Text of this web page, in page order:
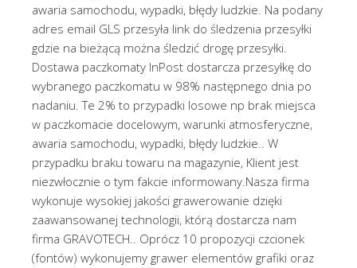
awaria samochodu, wypadki, błędy ludzkie. Na podany
adres email GLS przesyła link do śledzenia przesyłki
gdzie na bieżącą można śledzić drogę przesyłki.
Dostawa paczkomaty InPost dostarcza przesyłkę do
wybranego paczkomatu w 98% następnego dnia po
nadaniu. Te 2% to przypadki losowe np brak miejsca
w paczkomacie docelowym, warunki atmosferyczne,
awaria samochodu, wypadki, błędy ludzkie.. W
przypadku braku towaru na magazynie, Klient jest
niezwłocznie o tym fakcie informowany.Nasza firma
wykonuje wysokiej jakości grawerowanie dzięki
zaawansowanej technologii, którą dostarcza nam
firma GRAVOTECH.. Oprócz 10 propozycji czcionek
(fontów) wykonujemy grawer elementów grafiki oraz